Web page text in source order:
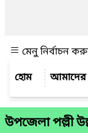
মেনু নির্বাচন
আমাদের
উপজেলা পল্লী